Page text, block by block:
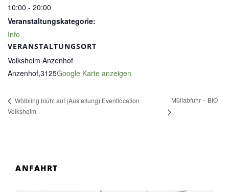
10:00 - 20:00
Veranstaltungskategorie:
Info
VERANSTALTUNGSORT
Volksheim Anzenhof
Anzenhof,3125Google Karte anzeigen
Wölbling blüht auf (Austellung) Eventlocation
Volksheim
Müllabfuhr – BIO
ANFAHRT